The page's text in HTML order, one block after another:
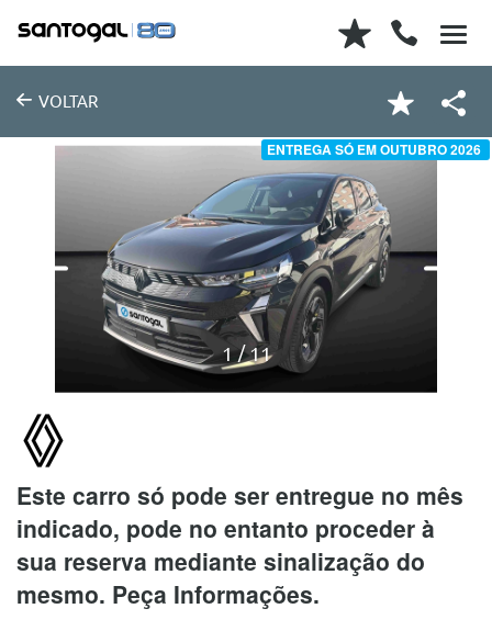
VOLTAR
ENTREGA SÓ EM OUTUBRO 2026
1 11
Este carro só pode ser entregue no mês
indicado, pode no entanto proceder à
sua reserva mediante sinalização do
mesmo. Peça Informações.